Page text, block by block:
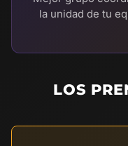
la unidad de tu
LOS